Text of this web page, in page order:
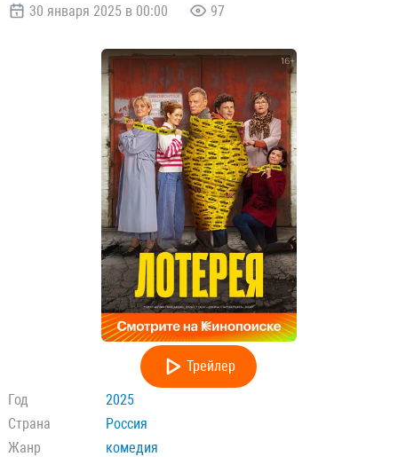
30 января 2025 в 00:00 97
Трейлер
Год
2025
Страна
Россия
Жанр
комедия